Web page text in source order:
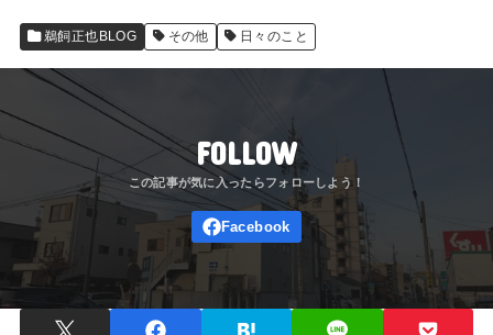
鵜飼正也BLOG その他 日々のこと
FOLLOW